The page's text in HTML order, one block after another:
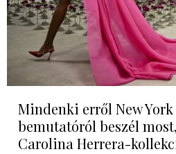
Mindenki erről New York
bemutatóról beszél
Carolina Herrera-